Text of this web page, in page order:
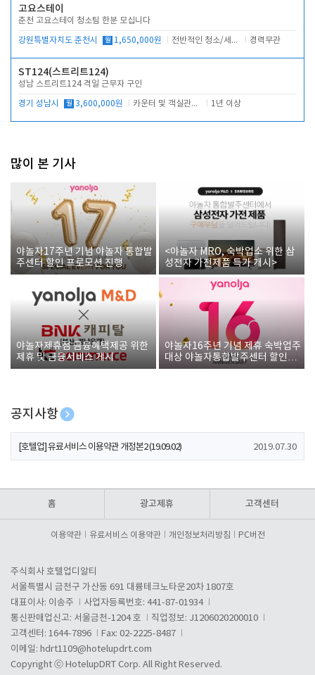
고요스테이
춘천 고요스테이 청소팀 한분 모십니다
강원특별자치도 춘천시 월 1,650,000원 전반적인 청소/세탁업무 경력무관
ST124(스트리트124)
성남 스트리트124 격일 근무자 구인
경기 성남시 월 3,600,000원 카운터 및 객실관리 전반 1년 이상
많이 본 기사
야놀자17주년 기념 야놀자 통합발
주센터 할인 프로모션 진행
<야놀자 MRO, 숙박업소 위한 삼
성전자 가전제품 특가 개시>
야놀자제휴점 금융혜택제공 위한
제휴 및 금융서비스 게시
야놀자16주년 기념 제휴 숙박업주
대상 야놀자통합발주센터 할인쿠
폰 증정
공지사항
[호텔업] 개인정보 처리방침 개정본1 (19.09.02)
[호텔업] 유료서비스 이용약관 개정본2 (19.09.02) 2019.07.30
홈 광고제휴 고객센터
이용약관 유료서비스 이용약관 개인정보처리방침 PC버전
주식회사 호텔업디알티
서울특별시 금천구 가산동 691 대륭테크노타운20차 1807호
대표이사: 이송주
사업자등록번호: 441-87-01934
통신판매업신고: 서울금천-1204 호
직업정보: J1206020200010
고객센터: 1644-7896
Fax: 02-2225-8487
이메일: hdrt1109@hotelupdrt.com
Copyright ⓒ HotelupDRT Corp. All Right Reserved.